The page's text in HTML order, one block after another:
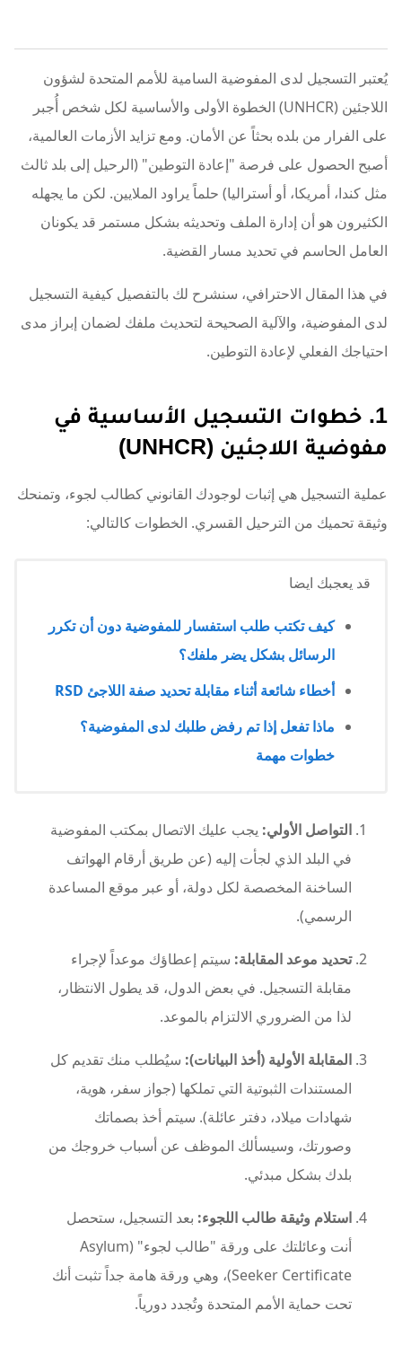
يُعتبر التسجيل لدى المفوضية السامية للأمم المتحدة لشؤون
اللاجئين (UNHCR) الخطوة الأولى والأساسية لكل شخص أُجبر
على الفرار من بلده بحثاً عن الأمان. ومع تزايد الأزمات العالمية،
أصبح الحصول على فرصة "إعادة التوطين" (الرحيل إلى بلد ثالث
مثل كندا، أمريكا، أو أستراليا) حلماً يراود الملايين. لكن ما يجهله
الكثيرون هو أن إدارة الملف وتحديثه بشكل مستمر قد يكونان
العامل الحاسم في تحديد مسار القضية.
في هذا المقال الاحترافي، سنشرح لك بالتفصيل كيفية التسجيل
لدى المفوضية، والآلية الصحيحة لتحديث ملفك لضمان إبراز مدى
احتياجك الفعلي لإعادة التوطين.
1. خطوات التسجيل الأساسية في
مفوضية اللاجئين (UNHCR)
عملية التسجيل هي إثبات لوجودك القانوني كطالب لجوء، وتمنحك
وثيقة تحميك من الترحيل القسري. الخطوات كالتالي:
قد يعجبك ايضا
كيف تكتب طلب استفسار للمفوضية دون أن تكرر
الرسائل بشكل يضر ملفك؟
أخطاء شائعة أثناء مقابلة تحديد صفة اللاجئ RSD
ماذا تفعل إذا تم رفض طلبك لدى المفوضية؟
خطوات مهمة
التواصل الأولي: يجب عليك الاتصال بمكتب المفوضية
في البلد الذي لجأت إليه (عن طريق أرقام الهواتف
الساخنة المخصصة لكل دولة، أو عبر موقع المساعدة
الرسمي).
تحديد موعد المقابلة: سيتم إعطاؤك موعداً لإجراء
مقابلة التسجيل. في بعض الدول، قد يطول الانتظار،
لذا من الضروري الالتزام بالموعد.
المقابلة الأولية (أخذ البيانات): سيُطلب منك تقديم كل
المستندات الثبوتية التي تملكها (جواز سفر، هوية،
شهادات ميلاد، دفتر عائلة). سيتم أخذ بصماتك
وصورتك، وسيسألك الموظف عن أسباب خروجك من
بلدك بشكل مبدئي.
استلام وثيقة طالب اللجوء: بعد التسجيل، ستحصل
أنت وعائلتك على ورقة "طالب لجوء" (Asylum
Seeker Certificate)، وهي ورقة هامة جداً تثبت أنك
تحت حماية الأمم المتحدة وتُجدد دورياً.